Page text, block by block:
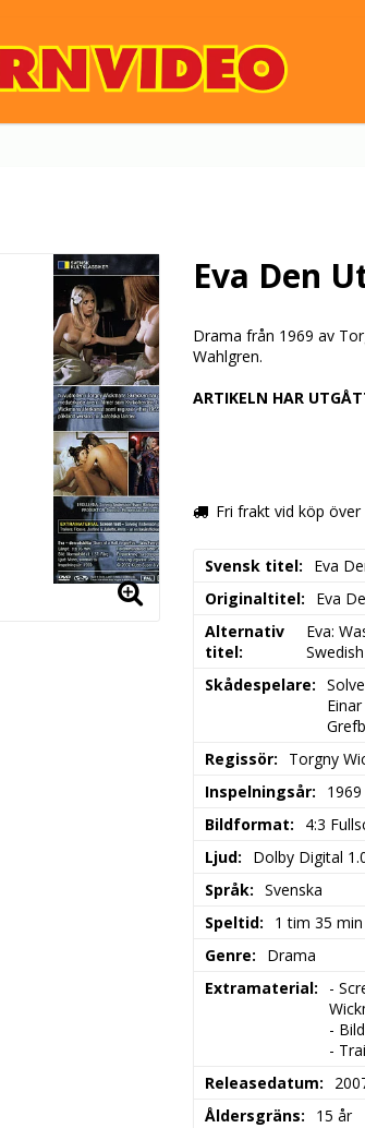
Eva Den
Drama från 1969 av
Wahlgren.
ARTIKELN HAR
Fri frakt vid köp över
Svensk titel
Eva
Originaltitel
Eva
Alternativ
titel
Eva:
Skådespelare
Regissör
Torgny
Inspelningsår
1969
Bildformat
4:3
Ljud
Dolby Digital
Språk
Svenska
Speltid
1 tim 35 min
Genre
Drama
Extramaterial
-
-
-
Releasedatum
Åldersgräns
15 år